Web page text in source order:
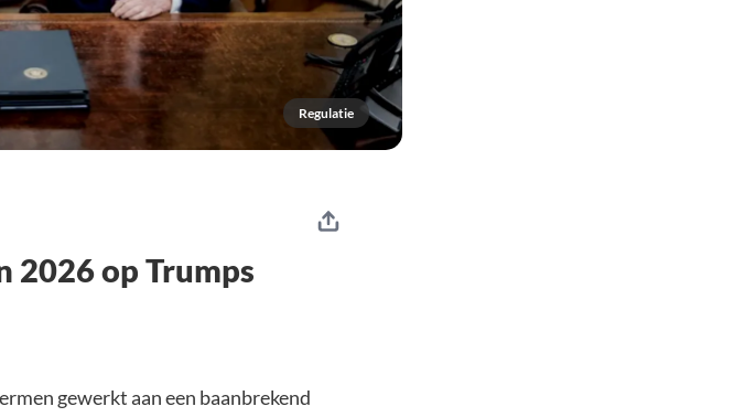
Regulatie
2026 op Trumps
gewerkt aan een baanbrekend